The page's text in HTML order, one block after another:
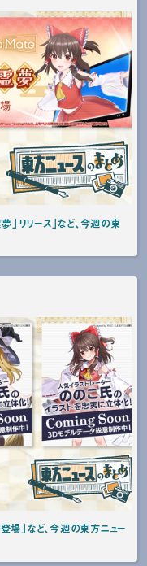
リリース」など、今週の東
」など、今週の東方ニュー